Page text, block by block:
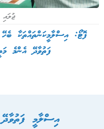
ޖުލައި 22, 2024
ފޮޓޯ: އިސްލާމީކަންތައްތަކާ
ފަތުވާދޭ އެންމެ
އިސްލާމީ